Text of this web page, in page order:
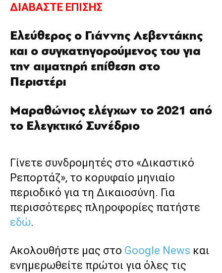
ΔΙΑΒΑΣΤΕ ΕΠΙΣΗΣ
Ελεύθερος ο Γιάννης Λεβεντάκης
και ο συγκατηγορούμενος του για
την αιματηρή επίθεση στο
Περιστέρι
Μαραθώνιος ελέγχων το 2021 από
το Ελεγκτικό Συνέδριο
Γίνετε συνδρομητές στο «Δικαστικό
Ρεπορτάζ», το κορυφαίο μηνιαίο
περιοδικό για τη Δικαιοσύνη. Για
περισσότερες πληροφορίες πατήστε
εδώ.
Ακολουθήστε μας στο Google News και
ενημερωθείτε πρώτοι για όλες τις